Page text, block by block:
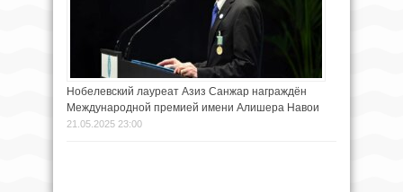
Нобелевский лауреат Азиз Санжар награждён
Международной премией имени Алишера Навои
21.05.2025 23:00